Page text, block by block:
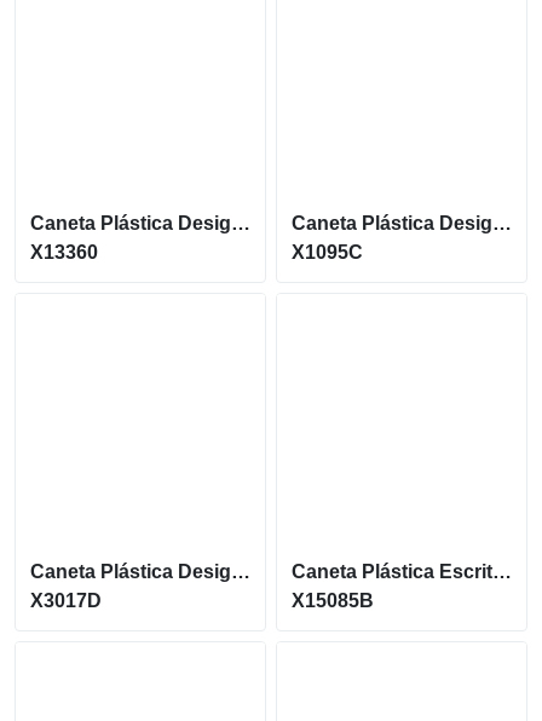
Caneta Plástica Design Moderno Acionamento Por Clique X13360
X13360
Caneta Plástica Design Moderno E Atual Com Acionamento Por Clique X1095C
X1095C
Caneta Plástica Design Simples E Moderno Acionamento Por Clique X3017D
X3017D
Caneta Plástica Escrita Azul 1.0Mm E Acionamento Por Clique X15085B
X15085B